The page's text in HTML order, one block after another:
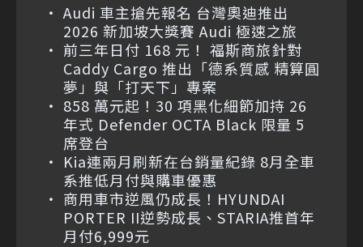
Audi 車主搶先報名 台灣奧迪推出
2026 新加坡大獎賽 Audi 極速之旅
前三年日付 168 元！ 福斯商旅針對
Caddy Cargo 推出「德系質感 精算圓
夢」與「打天下」專案
858 萬元起！30 項黑化細節加持 26
年式 Defender OCTA Black 限量 5
席登台
Kia連兩月刷新在台銷量紀錄 8月全車
系推低月付與購車優惠
商用車市逆風仍成長！HYUNDAI
PORTER II逆勢成長、STARIA推首年
月付6,999元